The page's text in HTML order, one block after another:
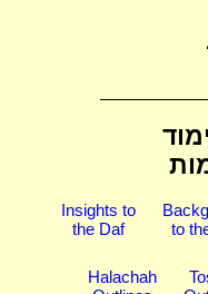
Insights to
the Daf
to
Halachah